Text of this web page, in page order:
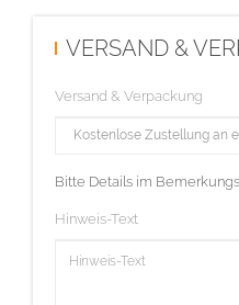
VERSAND &
Versand & Verpackung
Bitte Details im
Hinweis-Text